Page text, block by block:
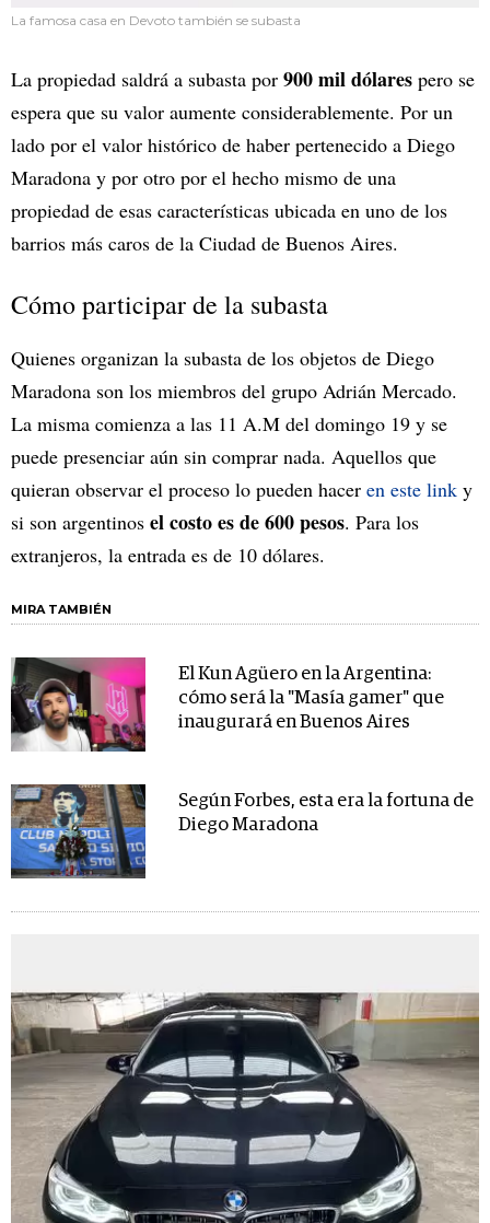
La famosa casa en Devoto también se subasta
La propiedad saldrá a subasta por 900 mil dólares pero se
espera que su valor aumente considerablemente. Por un
lado por el valor histórico de haber pertenecido a Diego
Maradona y por otro por el hecho mismo de una
propiedad de esas características ubicada en uno de los
barrios más caros de la Ciudad de Buenos Aires.
Cómo participar de la subasta
Quienes organizan la subasta de los objetos de Diego
Maradona son los miembros del grupo Adrián Mercado.
La misma comienza a las 11 A.M del domingo 19 y se
puede presenciar aún sin comprar nada. Aquellos que
quieran observar el proceso lo pueden hacer en este link y
si son argentinos el costo es de 600 pesos. Para los
extranjeros, la entrada es de 10 dólares.
MIRA TAMBIÉN
El Kun Agüero en la Argentina:
cómo será la "Masía gamer" que
inaugurará en Buenos Aires
Según Forbes, esta era la fortuna de
Diego Maradona